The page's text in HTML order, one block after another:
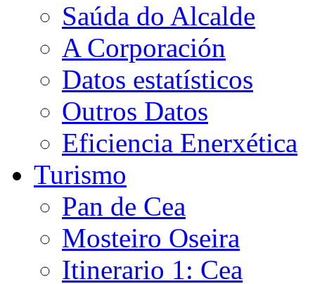
Saúda do Alcalde
A Corporación
Datos estatísticos
Outros Datos
Eficiencia Enerxética
Turismo
Pan de Cea
Mosteiro Oseira
Itinerario 1: Cea